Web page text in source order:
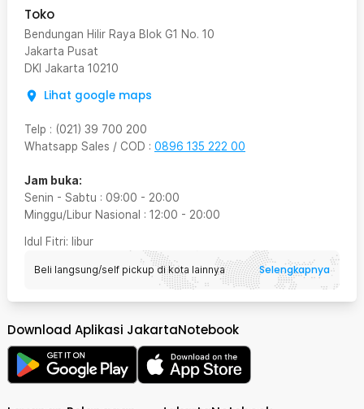
Toko
Bendungan Hilir Raya Blok G1 No. 10
Jakarta Pusat
DKI Jakarta 10210
Lihat google maps
Telp : (021) 39 700 200
Whatsapp Sales / COD : 0896 135 222 00
Jam buka:
Senin - Sabtu : 09:00 - 20:00
Minggu/Libur Nasional : 12:00 - 20:00
Idul Fitri: libur
Beli langsung/self pickup di kota lainnya Selengkapnya
Download Aplikasi JakartaNotebook